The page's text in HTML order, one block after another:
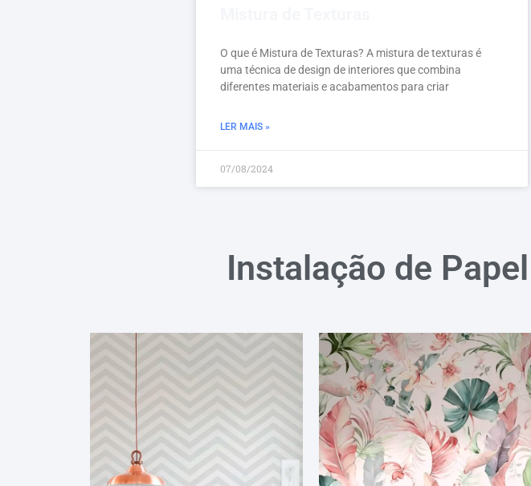
O que é Mistura de Texturas? A mistura de texturas é
uma técnica de design de interiores que combina
diferentes materiais e acabamentos para criar
LER MAIS »
07/08/2024
Instalação de